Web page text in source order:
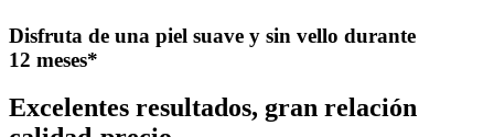
Disfruta de una piel suave y sin vello durante
12 meses*
Excelentes resultados, gran relación